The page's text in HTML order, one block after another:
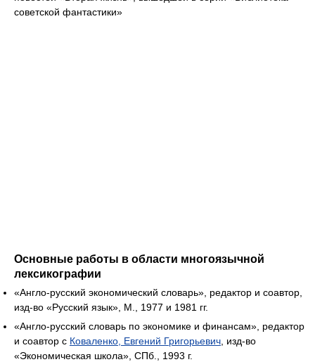
советской фантастики»
Основные работы в области многоязычной
лексикографии
«Англо-русский экономический словарь», редактор и соавтор,
изд-во «Русский язык», М., 1977 и 1981 гг.
«Англо-русский словарь по экономике и финансам», редактор
и соавтор с Коваленко, Евгений Григорьевич , изд-во
«Экономическая школа», СПб., 1993 г.